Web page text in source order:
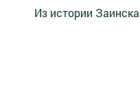
Из истории Заинска